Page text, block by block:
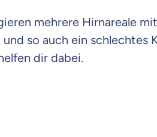
mehrere Hirnareale
so auch ein schlechtes
dir dabei.
du